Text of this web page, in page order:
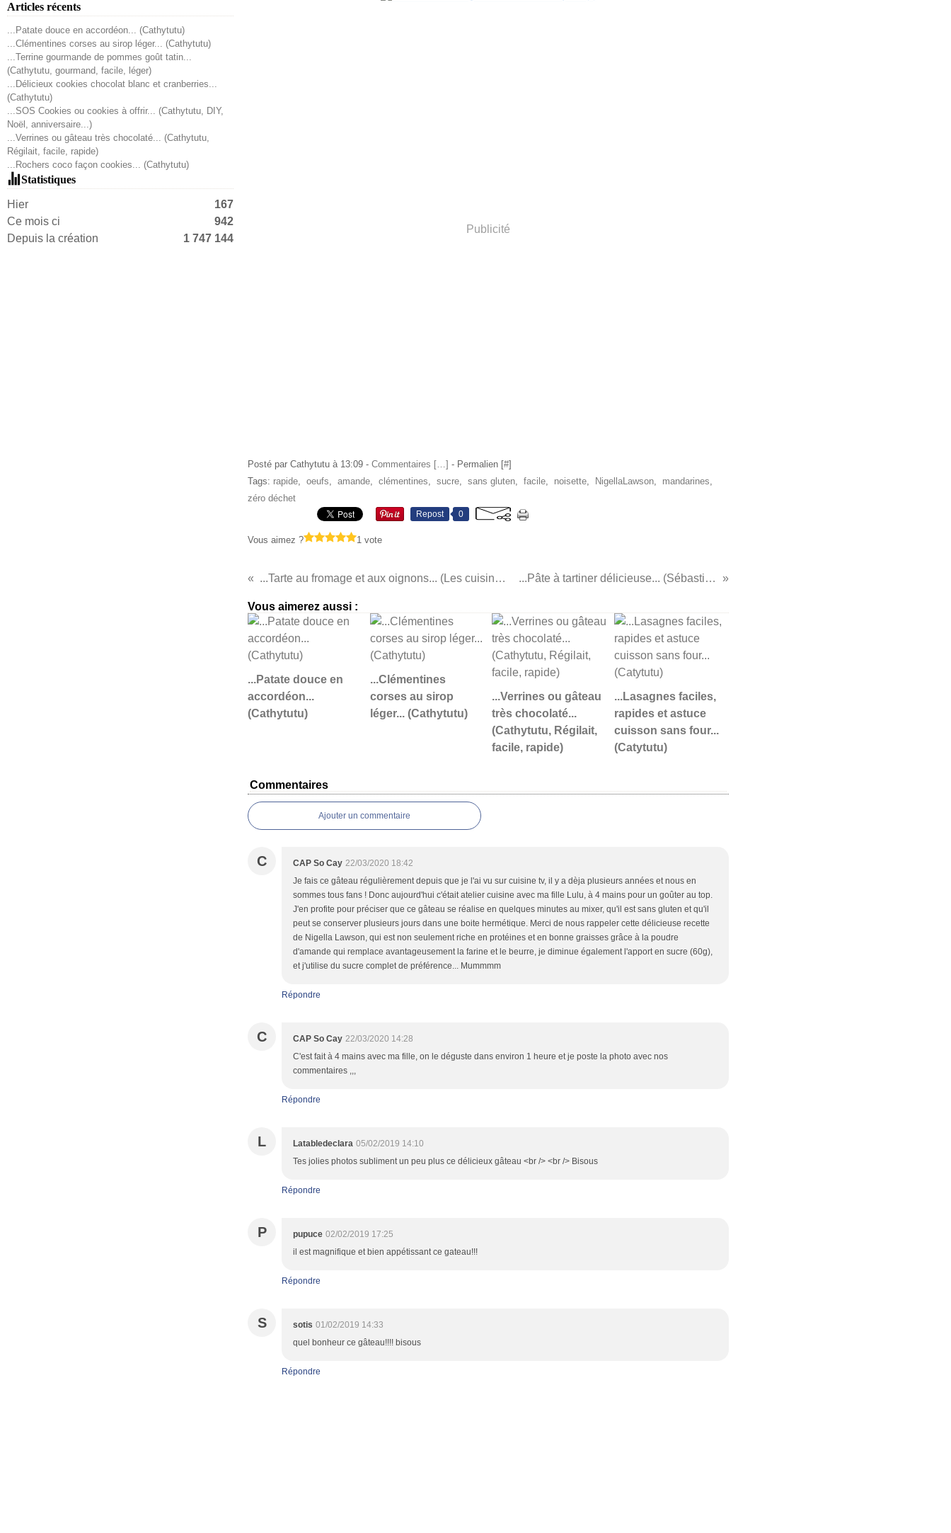
Articles récents
...Patate douce en accordéon... (Cathytutu)
...Clémentines corses au sirop léger... (Cathytutu)
...Terrine gourmande de pommes goût tatin...
(Cathytutu, gourmand, facile, léger)
...Délicieux cookies chocolat blanc et cranberries...
(Cathytutu)
...SOS Cookies ou cookies à offrir... (Cathytutu, DIY,
Noël, anniversaire...)
...Verrines ou gâteau très chocolaté... (Cathytutu,
Régilait, facile, rapide)
...Rochers coco façon cookies... (Cathytutu)
Statistiques
Hier
167
Ce mois ci
942
Depuis la création
1 747 144
Publicité
Posté par Cathytutu à 13:09 - Commentaires […] - Permalien [#]
Tags: rapide, oeufs, amande, clémentines, sucre, sans gluten, facile, noisette, NigellaLawson, mandarines,
zéro déchet
Repost 0
Vous aimez ? 1 vote
...Tarte au fromage et aux oignons... (Les cuisiniers en herbe) ...Pâte à tartiner délicieuse... (Sébastien Bouillet)
Vous aimerez aussi :
...Patate douce en
accordéon...
(Cathytutu)
...Clémentines
corses au sirop
léger... (Cathytutu)
...Verrines ou gâteau
très chocolaté...
(Cathytutu, Régilait,
facile, rapide)
...Lasagnes faciles,
rapides et astuce
cuisson sans four...
(Catytutu)
Commentaires
Ajouter un commentaire
C CAP So Cay 22/03/2020 18:42
Je fais ce gâteau régulièrement depuis que je l'ai vu sur cuisine tv, il y a dèja plusieurs années et nous en
sommes tous fans ! Donc aujourd'hui c'était atelier cuisine avec ma fille Lulu, à 4 mains pour un goûter au top.
J'en profite pour préciser que ce gâteau se réalise en quelques minutes au mixer, qu'il est sans gluten et qu'il
peut se conserver plusieurs jours dans une boite hermétique. Merci de nous rappeler cette délicieuse recette
de Nigella Lawson, qui est non seulement riche en protéines et en bonne graisses grâce à la poudre
d'amande qui remplace avantageusement la farine et le beurre, je diminue également l'apport en sucre (60g),
et j'utilise du sucre complet de préférence... Mummmm
Répondre
C CAP So Cay 22/03/2020 14:28
C'est fait à 4 mains avec ma fille, on le déguste dans environ 1 heure et je poste la photo avec nos
commentaires ,,,
Répondre
L Latabledeclara 05/02/2019 14:10
Tes jolies photos subliment un peu plus ce délicieux gâteau <br /> <br /> Bisous
Répondre
P pupuce 02/02/2019 17:25
il est magnifique et bien appétissant ce gateau!!!
Répondre
S sotis 01/02/2019 14:33
quel bonheur ce gâteau!!!! bisous
Répondre